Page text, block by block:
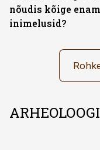
nõudis kõige enam
inimelusid?